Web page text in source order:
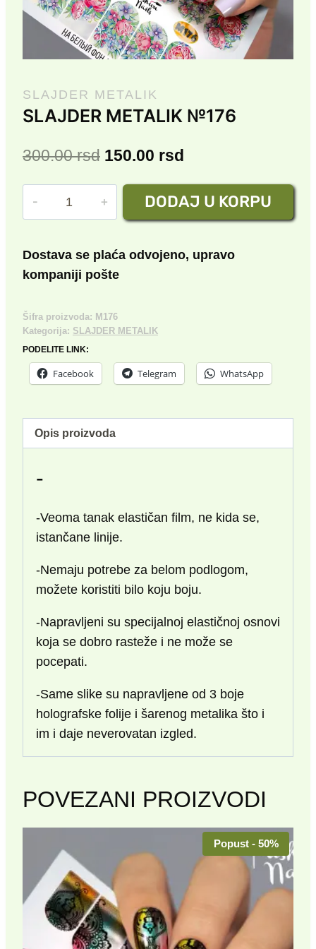
SLAJDER METALIK
SLAJDER METALIK №176
300.00rsd Originalna
cena
je
300.00 rsd.
150.00 rsd
cena
je:
SLAJDER
količina
DODAJ U KORPU
Dostava se plaća odvojeno, upravo
kompaniji pošte
Šifra proizvoda: M176
Kategorija: SLAJDER METALIK
PODELITE LINK:
Facebook Telegram WhatsApp
Opis proizvoda
-
-Veoma tanak elastičan film, ne kida se,
istančane linije.
-Nemaju potrebe za belom podlogom,
možete koristiti bilo koju boju.
-Napravljeni su specijalnoj elastičnoj osnovi
koja se dobro rasteže i ne može se
pocepati.
-Same slike su napravljene od 3 boje
holografske folije i šarenog metalika što i
im i daje neverovatan izgled.
POVEZANI PROIZVODI
Popust - 50%